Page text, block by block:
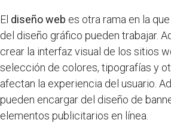
El diseño web es otra rama en la
del diseño gráfico pueden trabajar.
crear la interfaz visual de los sitios
selección de colores, tipografías y
afectan la experiencia del usuario.
pueden encargar del diseño de
elementos publicitarios en línea.